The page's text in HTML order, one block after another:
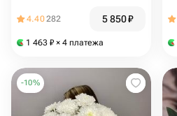
4.40282 5 850₽
1 463 ₽ × 4 платежа
-10%